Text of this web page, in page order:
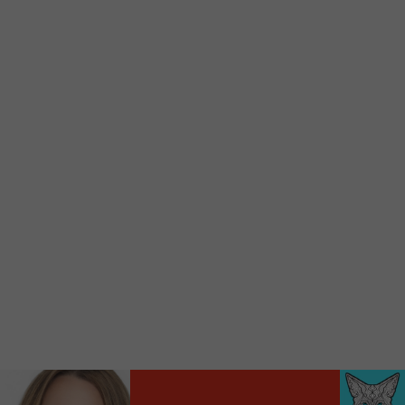
locale vous sont maintenant accessibles en un clic!